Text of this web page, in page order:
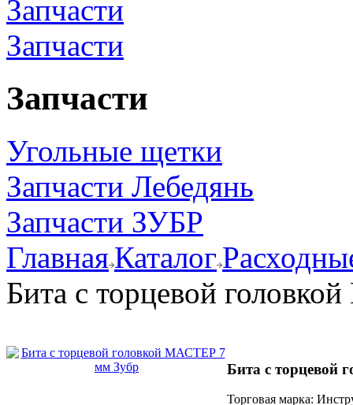
Запчасти
Запчасти
Угольные щетки
Запчасти Лебедянь
Запчасти ЗУБР
ГлавнаяКаталог
Бита с торцевой
Бита с торцевой
Торговая марка: